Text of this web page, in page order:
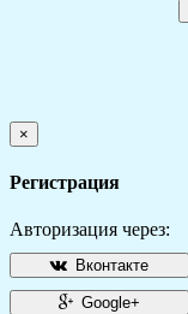
×
Регистрация
Авторизация через:
Вконтакте
Google+